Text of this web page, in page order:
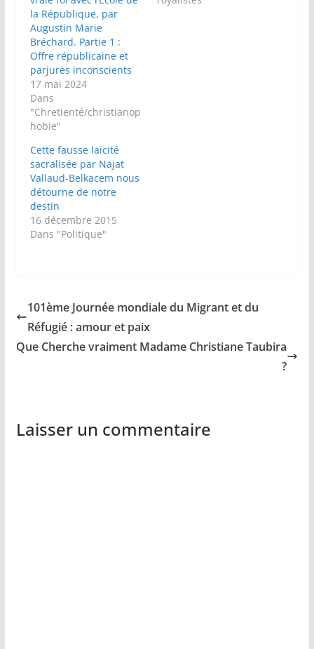
la République, par
Augustin Marie
Bréchard. Partie 1 :
Offre républicaine et
parjures inconscients
17 mai 2024
Dans
"Chretienté/christianop
hobie"
Cette fausse laïcité
sacralisée par Najat
Vallaud-Belkacem nous
détourne de notre
destin
16 décembre 2015
Dans "Politique"
101ème Journée mondiale du Migrant et du
Réfugié : amour et paix
Que Cherche vraiment Madame Christiane Taubira
?
Laisser un commentaire